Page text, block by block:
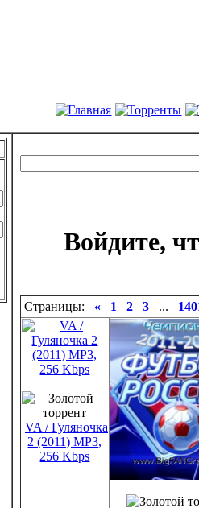
Войдите,
Страницы: « 1 2 3 ...
VA / Гуляночка
2 (2011) МР3,
256 Kbps